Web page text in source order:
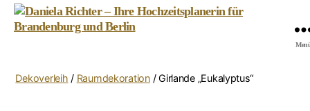
-
Ihre
Dekoverleih / Raumdekoration/ Girlande „Eukalyptus“